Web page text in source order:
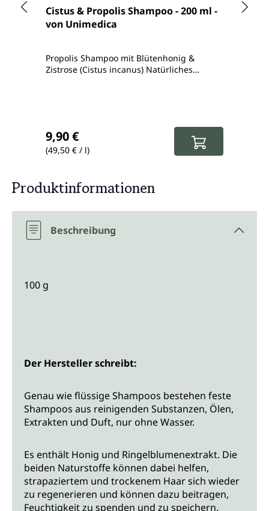
Durchschnittliche Bewertung von 4.6 von 5
Cistus & Propolis Shampoo - 200 ml -
von Unimedica
Propolis Shampoo mit Blütenhonig &
Zistrose (Cistus incanus) Natürliches
9,90 €
(49,50 € / l)
Produktinformationen
Beschreibung
100 g
Der Hersteller schreibt:
Genau wie flüssige Shampoos bestehen feste
Shampoos aus reinigenden Substanzen, Ölen,
Extrakten und Duft, nur ohne Wasser.
Es enthält Honig und Ringelblumenextrakt. Die
beiden Naturstoffe können dabei helfen,
strapaziertem und trockenem Haar sich wieder
zu regenerieren und können dazu beitragen,
Feuchtigkeit zu spenden und zu speichern.